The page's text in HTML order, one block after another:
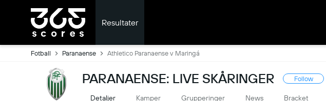
Resultater
Fotball Paranaense Athletico Paranaense v Maringá
PARANAENSE: LIVE SKÅRINGER Follow
Detaljer Kamper Grupperinger News Bracket